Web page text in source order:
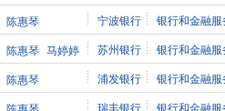
陈惠琴 宁波银行 银行和金融服
陈惠琴 马婷婷 苏州银行 银行和金融服
陈惠琴 浦发银行 银行和金融服
瑞丰银行 银行和金融服